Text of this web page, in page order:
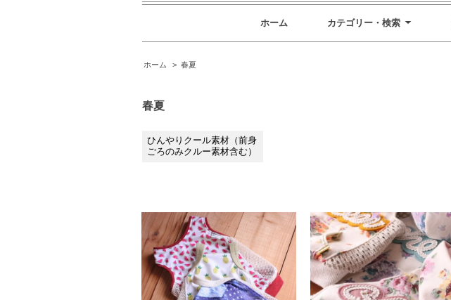
ホーム カテゴリー・検索
ホーム > 春夏
春夏
ひんやりクール素材（前身
ごろのみクルー素材含む）